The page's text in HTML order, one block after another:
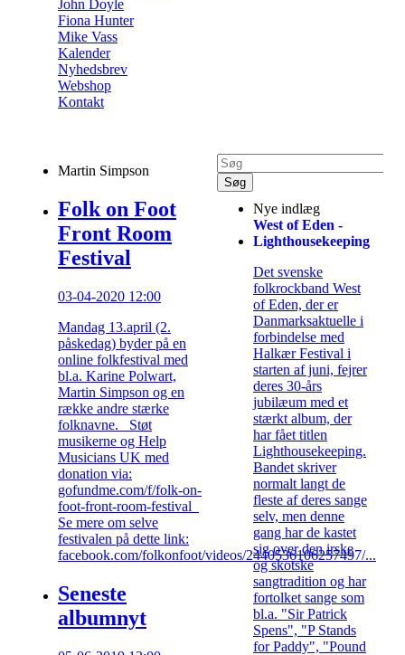
John Doyle
Fiona Hunter
Mike Vass
Kalender
Nyhedsbrev
Webshop
Kontakt
Martin Simpson
Folk on Foot
Front Room
Festival
03-04-2020 12:00
Mandag 13.april (2.
påskedag) byder på en
online folkfestival med
bl.a. Karine Polwart,
Martin Simpson og en
række andre stærke
folknavne. Støt
musikerne og Help
Musicians UK med
donation via:
gofundme.com/f/folk-on-
foot-front-room-festival
Se mere om selve
festivalen på dette link:
facebook.com/folkonfoot/videos/2440536106257497/...
Seneste
albumnyt
Nye indlæg
West of Eden -
Lighthousekeeping
Det svenske
folkrockband West
of Eden, der er
Danmarksaktuelle i
forbindelse med
Halkær Festival i
starten af juni, fejrer
deres 30-års
jubilæum med et
stærkt album, der
har fået titlen
Lighthousekeeping.
Bandet skriver
normalt langt de
fleste af deres sange
selv, men denne
gang har de kastet
sig over den irske
og skotske
sangtradition og har
fortolket sange som
bl.a. "Sir Patrick
Spens", "P Stands
for Paddy", "Pound